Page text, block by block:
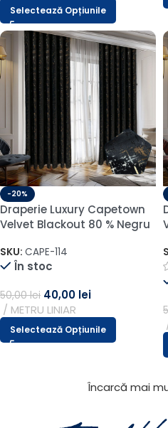
Selectează Opțiunile
-20%
Draperie Luxury Capetown
Velvet Blackout 80 % Negru
SKU: CAPE-114
În stoc
50,00lei 40,00 lei
METRU LINIAR
Selectează Opțiunile
Încarcă mai